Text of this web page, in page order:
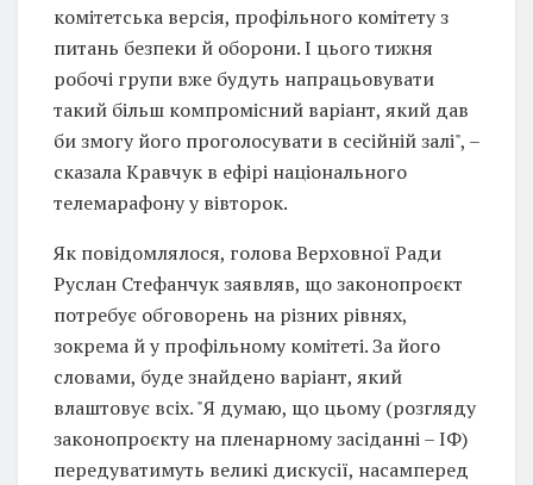
комітетська версія, профільного комітету з
питань безпеки й оборони. І цього тижня
робочі групи вже будуть напрацьовувати
такий більш компромісний варіант, який дав
би змогу його проголосувати в сесійній залі", –
сказала Кравчук в ефірі національного
телемарафону у вівторок.
Як повідомлялося, голова Верховної Ради
Руслан Стефанчук заявляв, що законопроєкт
потребує обговорень на різних рівнях,
зокрема й у профільному комітеті. За його
словами, буде знайдено варіант, який
влаштовує всіх. "Я думаю, що цьому (розгляду
законопроєкту на пленарному засіданні – ІФ)
передуватимуть великі дискусії, насамперед